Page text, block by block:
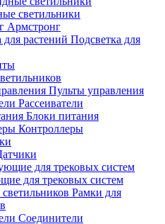
светильники
Армстронг
Подсветка для
Пульты управления
Рассеиватели
Блоки питания
Контроллеры
для трековых систем
Рамки для
Соединители